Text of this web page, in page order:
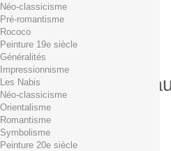
0,01€ dès 29€ d'achat
0,00 € Total
Commander
Produit ajouté
succès
Quantité
Total
Néo-classicisme
Pré-romantisme
Rococo
Peinture 19e siècle
Généralités
Impressionnisme
Les Nabis
Néo-classicisme
Orientalisme
Romantisme
Symbolisme
Peinture 20e siècle